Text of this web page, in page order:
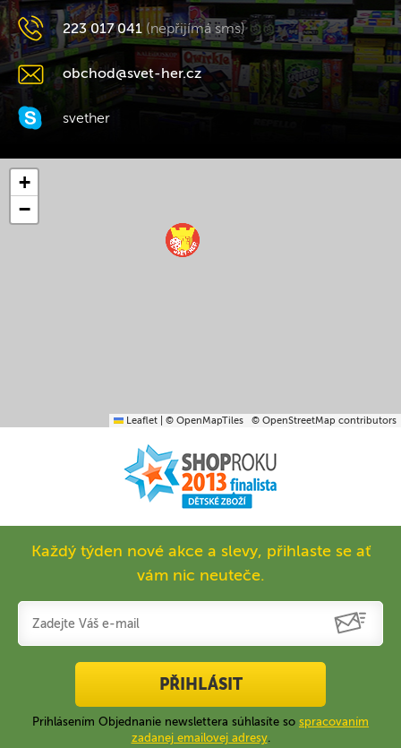
223 017 041 (nepřijímá sms)
obchod@svet-her.cz
svether
+
−
Leaflet © OpenMapTiles © OpenStreetMap contributors
Každý týden nové akce a slevy, přihlaste se ať
vám nic neuteče.
PŘIHLÁSIT
Prihlásením Objednanie newslettera súhlasíte so spracovaním
zadanej emailovej adresy.